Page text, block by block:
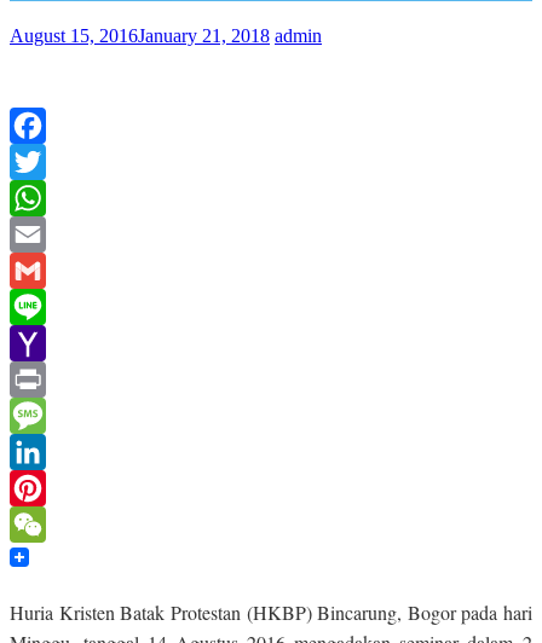
August 15, 2016January 21, 2018 admin
Facebook
Twitter
WhatsApp
Email
Gmail
Line
Yahoo
Mail
Print
Message
LinkedIn
Pinterest
WeChat
Huria Kristen Batak Protestan (HKBP) Bincarung, Bogor pada hari